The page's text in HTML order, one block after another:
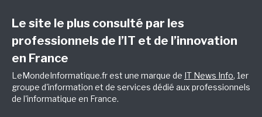
Le site le plus consulté par les
professionnels de l’IT et de l’innovation
en France
LeMondeInformatique.fr est une marque de IT News Info, 1er
groupe d'information et de services dédié aux professionnels
de l'informatique en France.